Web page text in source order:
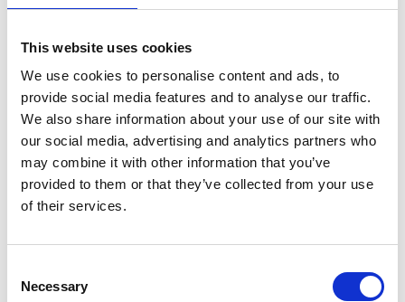
This website uses cookies
We use cookies to personalise content and ads, to
provide social media features and to analyse our traffic.
We also share information about your use of our site with
our social media, advertising and analytics partners who
may combine it with other information that you’ve
provided to them or that they’ve collected from your use
of their services.
Selection
Necessary
bleven del av stadens sociala hjärta. Många äldre
Stadskällaren,vilket visar vilken betydelse
verksamheten hade förstadens kultur- och nöjesliv.
När Stadskällaren upphörde tog Hotell Anglé över
lokalerna. Hotellet fortsatte traditionen av att vara en
plats för möten, men medtydligare fokus på logi och
gästgiveri.
hem för
, en fristående gymnasieskola